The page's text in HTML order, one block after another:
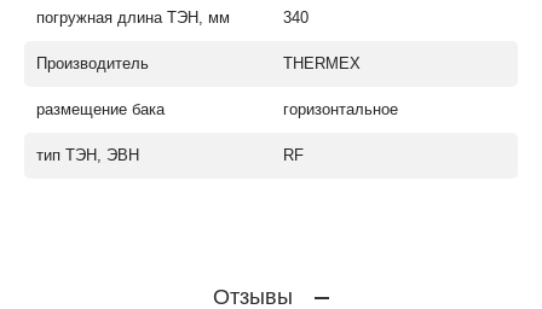
погружная длина ТЭН, мм 340
Производитель THERMEX
размещение бака горизонтальное
тип ТЭН, ЭВН RF
Отзывы